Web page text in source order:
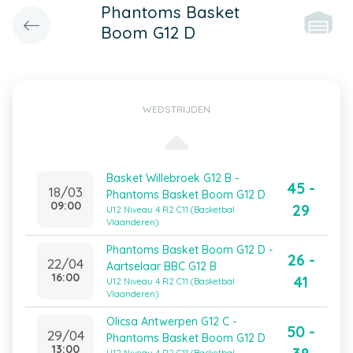
Phantoms Basket
Boom G12 D
WEDSTRIJDEN
18/03
09:00
Basket Willebroek G12 B -
Phantoms Basket Boom G12 D
U12 Niveau 4 R2 C11 (Basketbal
Vlaanderen)
45 -
29
22/04
16:00
Phantoms Basket Boom G12 D -
Aartselaar BBC G12 B
U12 Niveau 4 R2 C11 (Basketbal
Vlaanderen)
26 -
41
29/04
13:00
Olicsa Antwerpen G12 C -
Phantoms Basket Boom G12 D
50 -